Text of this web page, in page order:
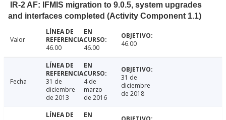
IR-2 AF: IFMIS migration to 9.0.5, system upgrades
and interfaces completed (Activity Component 1.1)
Valor
46.00
46.00 46.00
Fecha
31 de
diciembre
de 2013
4 de
marzo
de 2016
31 de
diciembre
de 2018